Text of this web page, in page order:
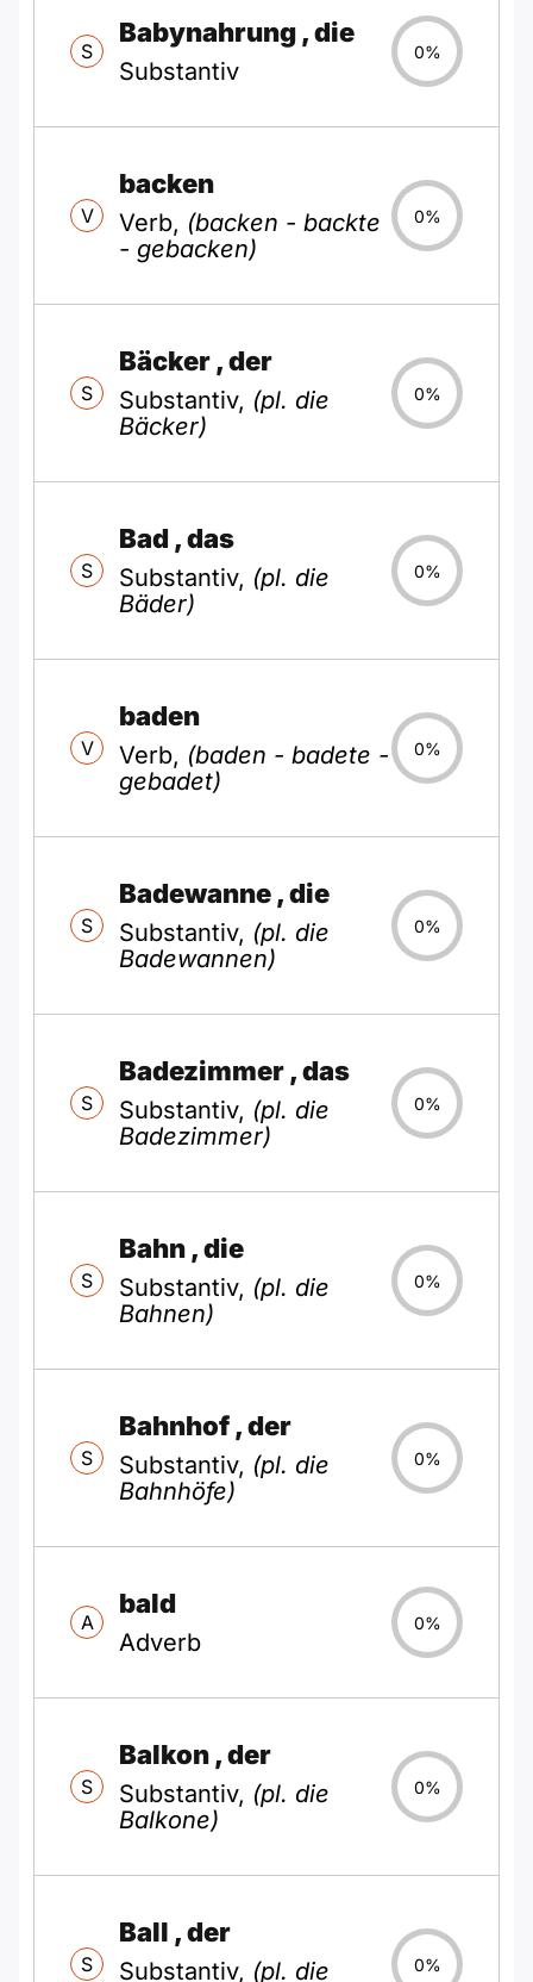
S
Babynahrung , die
Substantiv
0%
V
backen
Verb, (backen - backte
- gebacken)
0%
S
Bäcker , der
Substantiv, (pl. die
Bäcker)
0%
S
Bad , das
Substantiv, (pl. die
Bäder)
0%
V
baden
Verb, (baden - badete -
gebadet)
0%
S
Badewanne , die
Substantiv, (pl. die
Badewannen)
0%
S
Badezimmer , das
Substantiv, (pl. die
Badezimmer)
0%
S
Bahn , die
Substantiv, (pl. die
Bahnen)
0%
S
Bahnhof , der
Substantiv, (pl. die
Bahnhöfe)
0%
A
bald
Adverb
0%
S
Balkon , der
Substantiv, (pl. die
Balkone)
0%
S
Ball , der
Substantiv, (pl. die 0%